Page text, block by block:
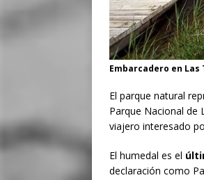
Embarcadero en Las
El parque natural
Parque Nacional de
viajero interesado
El humedal es el
declaración como